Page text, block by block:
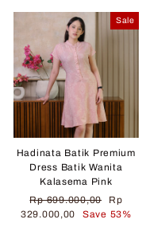
Sale
Hadinata Batik Premium
Dress Batik Wanita
Kalasema Pink
Regular
price
Rp 699.000,00
Sale
price
Rp
329.000,00
Save 53%